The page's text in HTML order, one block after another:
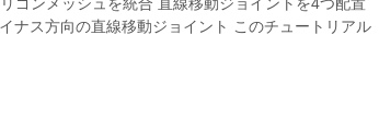
ゴンメッシュを統合 直線移動ジョイントを4つ配置
ナス方向の直線移動ジョイント このチュートリアル